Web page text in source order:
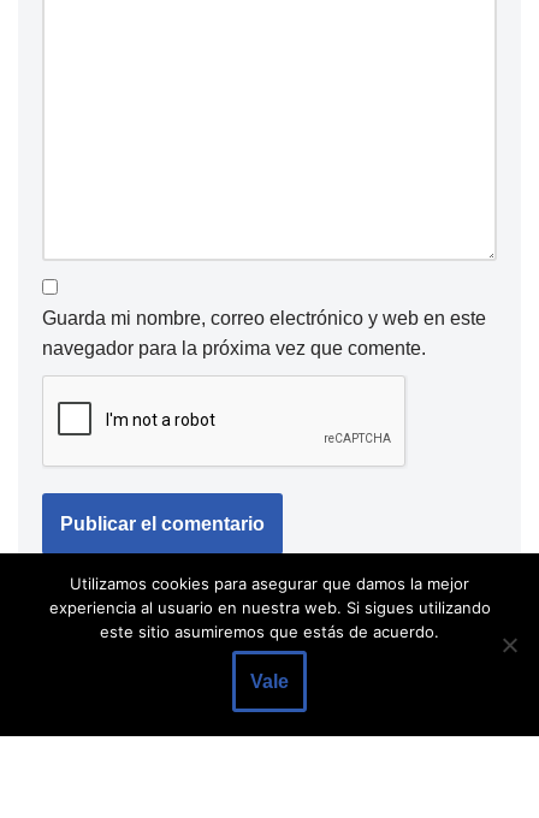
Guarda mi nombre, correo electrónico y web en este
navegador para la próxima vez que comente.
Utilizamos cookies para asegurar que damos la mejor
experiencia al usuario en nuestra web. Si sigues utilizando
este sitio asumiremos que estás de acuerdo.
Vale